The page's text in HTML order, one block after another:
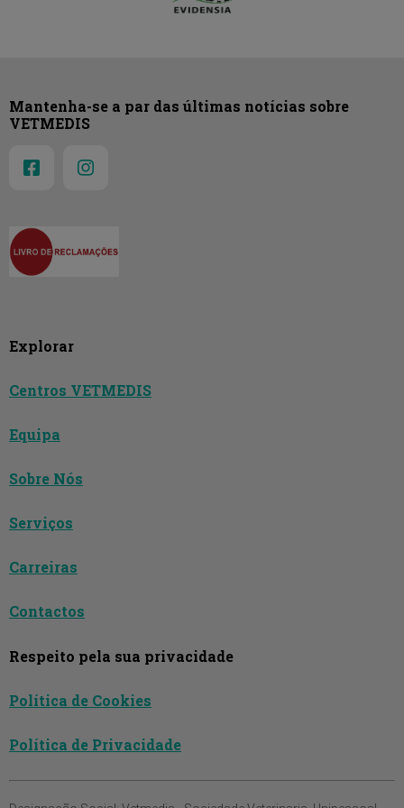
Explorar
Centros VETMEDIS
Equipa
Sobre Nós
Serviços
Carreiras
Contactos
Respeito pela sua privacidade
Política de Cookies
Política de Privacidade
Mantenha-se a par das últimas notícias sobre
VETMEDIS